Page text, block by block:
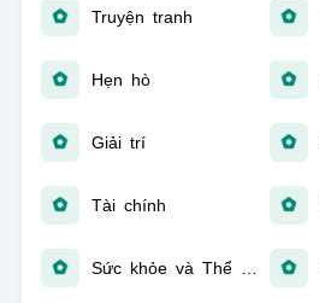
Truyện tranh
Hẹn hò
Giải trí
Tài chính